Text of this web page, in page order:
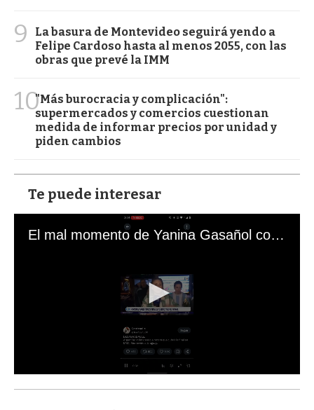
9
La basura de Montevideo seguirá yendo a
Felipe Cardoso hasta al menos 2055, con las
obras que prevé la IMM
10"Más burocracia y complicación":
supermercados y comercios cuestionan
medida de informar precios por unidad y
piden cambios
Te puede interesar
El mal momento de Yanina Gasañol con un hincha argentino en "Subrayado"
s